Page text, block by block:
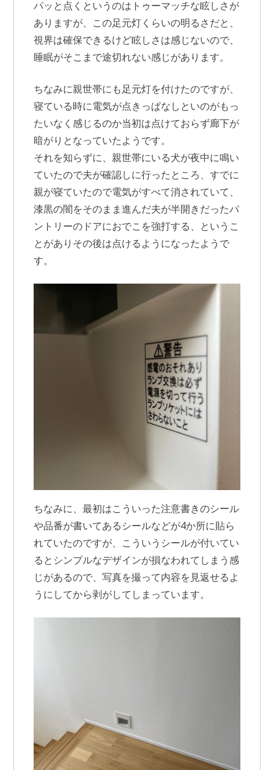
パッと点くというのはトゥーマッチな眩しさが
ありますが、この足元灯くらいの明るさだと、
視界は確保できるけど眩しさは感じないので、
睡眠がそこまで途切れない感じがあります。
ちなみに親世帯にも足元灯を付けたのですが、
寝ている時に電気が点きっぱなしといのがもっ
たいなく感じるのか当初は点けておらず廊下が
暗がりとなっていたようです。
それを知らずに、親世帯にいる犬が夜中に鳴い
ていたので夫が確認しに行ったところ、すでに
親が寝ていたので電気がすべて消されていて、
漆黒の闇をそのまま進んだ夫が半開きだったパ
ントリーのドアにおでこを強打する、というこ
とがありその後は点けるようになったようで
す。
ちなみに、最初はこういった注意書きのシール
や品番が書いてあるシールなどが4か所に貼ら
れていたのですが、こういうシールが付いてい
るとシンプルなデザインが損なわれてしまう感
じがあるので、写真を撮って内容を見返せるよ
うにしてから剥がしてしまっています。